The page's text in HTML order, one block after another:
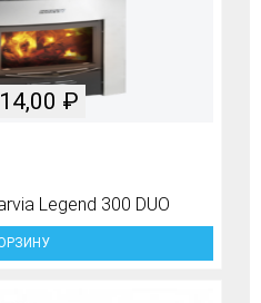
Legend 300 DUO
₽